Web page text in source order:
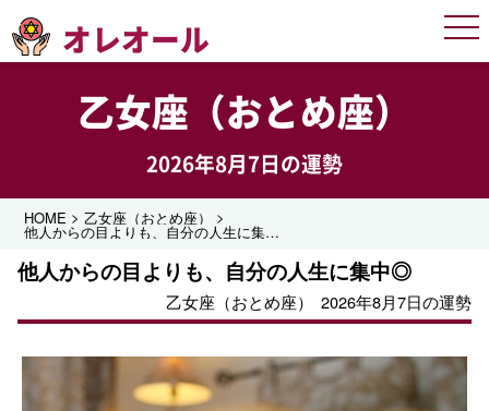
オレオール
乙女座（おとめ座）
2026年8月7日の運勢
HOME >乙女座（おとめ座） >
他人からの目よりも、自分の人生に集中◎
他人からの目よりも、自分の人生に集中◎
乙女座（おとめ座） 2026年8月7日の運勢